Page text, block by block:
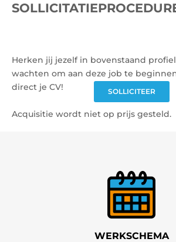
Herken jij jezelf in bovenstaand
wachten om aan deze job te
direct je CV!
Acquisitie wordt niet op prijs gesteld.
SOLLICITEER
WERKSCHEMA